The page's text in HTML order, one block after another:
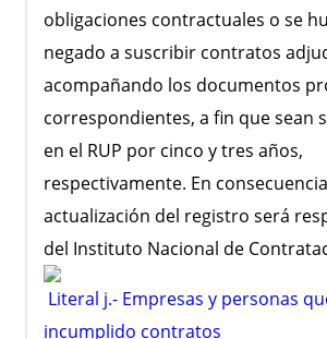
obligaciones contractuales o se
negado a suscribir contratos
acompañando los documentos
correspondientes, a fin que sean
en el RUP por cinco y tres años,
respectivamente. En
actualización del registro será
del Instituto Nacional de
Literal j.- Empresas y personas
incumplido contratos